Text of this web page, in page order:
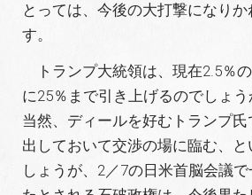
とっては、今後の大打撃になり
す。
トランプ大統領は、現在2.5％
に25％まで引き上げるのでしょう
当然、ディールを好むトランプ氏
出しておいて交渉の場に臨む、
しょうが、2／7の日米首脳会議